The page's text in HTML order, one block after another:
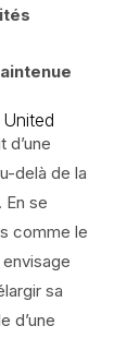
d’une
delà de la
se
comme le
sa
d’une